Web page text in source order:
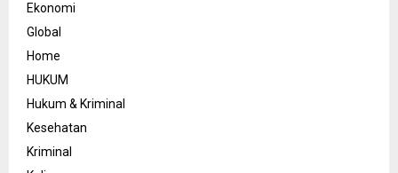
Ekonomi
Global
Home
HUKUM
Hukum & Kriminal
Kesehatan
Kriminal